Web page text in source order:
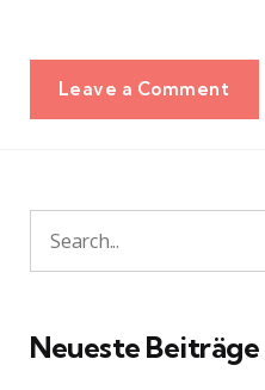
Leave a Comment
Search
for:
Neueste Beiträge